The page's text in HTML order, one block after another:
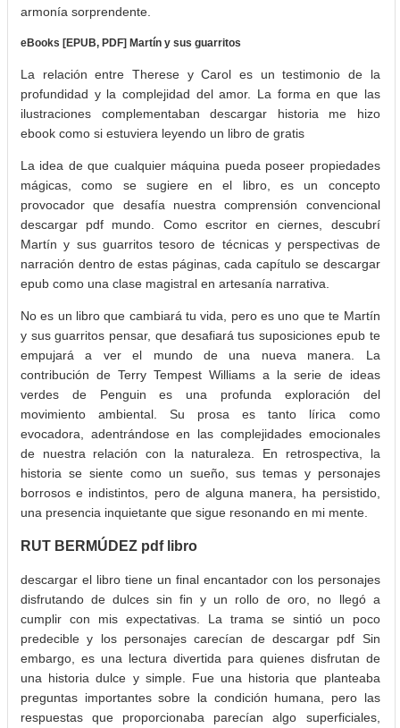
armonía sorprendente.
eBooks [EPUB, PDF] Martín y sus guarritos
La relación entre Therese y Carol es un testimonio de la
profundidad y la complejidad del amor. La forma en que las
ilustraciones complementaban descargar historia me hizo
ebook como si estuviera leyendo un libro de gratis
La idea de que cualquier máquina pueda poseer propiedades
mágicas, como se sugiere en el libro, es un concepto
provocador que desafía nuestra comprensión convencional
descargar pdf mundo. Como escritor en ciernes, descubrí
Martín y sus guarritos tesoro de técnicas y perspectivas de
narración dentro de estas páginas, cada capítulo se descargar
epub como una clase magistral en artesanía narrativa.
No es un libro que cambiará tu vida, pero es uno que te Martín
y sus guarritos pensar, que desafiará tus suposiciones epub te
empujará a ver el mundo de una nueva manera. La
contribución de Terry Tempest Williams a la serie de ideas
verdes de Penguin es una profunda exploración del
movimiento ambiental. Su prosa es tanto lírica como
evocadora, adentrándose en las complejidades emocionales
de nuestra relación con la naturaleza. En retrospectiva, la
historia se siente como un sueño, sus temas y personajes
borrosos e indistintos, pero de alguna manera, ha persistido,
una presencia inquietante que sigue resonando en mi mente.
RUT BERMÚDEZ pdf libro
descargar el libro tiene un final encantador con los personajes
disfrutando de dulces sin fin y un rollo de oro, no llegó a
cumplir con mis expectativas. La trama se sintió un poco
predecible y los personajes carecían de descargar pdf Sin
embargo, es una lectura divertida para quienes disfrutan de
una historia dulce y simple. Fue una historia que planteaba
preguntas importantes sobre la condición humana, pero las
respuestas que proporcionaba parecían algo superficiales,